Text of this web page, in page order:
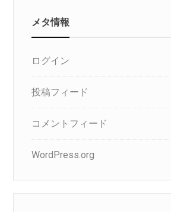
メタ情報
ログイン
投稿フィード
コメントフィード
WordPress.org